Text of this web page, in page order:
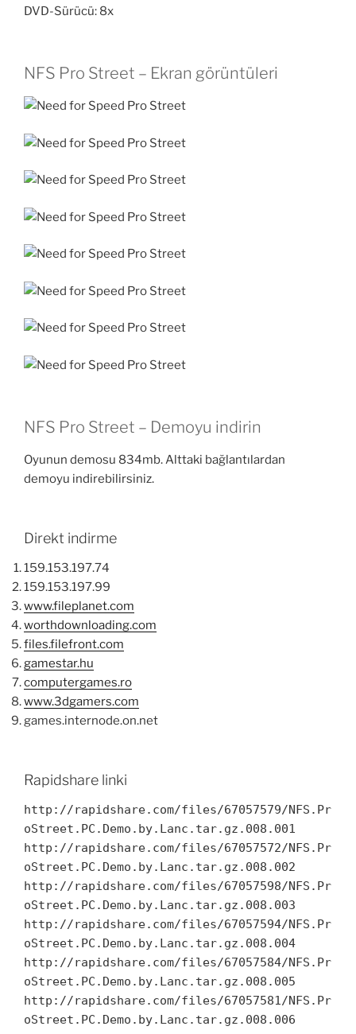
DVD-Sürücü: 8x
NFS Pro Street – Ekran görüntüleri
NFS Pro Street – Demoyu indirin
Oyunun demosu 834mb. Alttaki bağlantılardan
demoyu indirebilirsiniz.
Direkt indirme
159.153.197.74
159.153.197.99
www.fileplanet.com
worthdownloading.com
files.filefront.com
gamestar.hu
computergames.ro
www.3dgamers.com
games.internode.on.net
Rapidshare linki
http://rapidshare.com/files/67057579/NFS.Pr
oStreet.PC.Demo.by.Lanc.tar.gz.008.001
http://rapidshare.com/files/67057572/NFS.Pr
oStreet.PC.Demo.by.Lanc.tar.gz.008.002
http://rapidshare.com/files/67057598/NFS.Pr
oStreet.PC.Demo.by.Lanc.tar.gz.008.003
http://rapidshare.com/files/67057594/NFS.Pr
oStreet.PC.Demo.by.Lanc.tar.gz.008.004
http://rapidshare.com/files/67057584/NFS.Pr
oStreet.PC.Demo.by.Lanc.tar.gz.008.005
http://rapidshare.com/files/67057581/NFS.Pr
oStreet.PC.Demo.by.Lanc.tar.gz.008.006